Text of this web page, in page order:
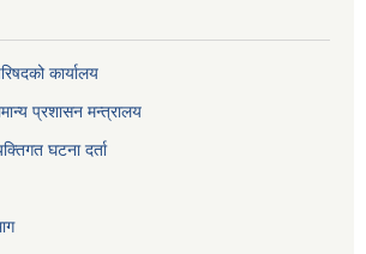
कार्यालय
प्रशासन मन्त्रालय
घटना दर्ता